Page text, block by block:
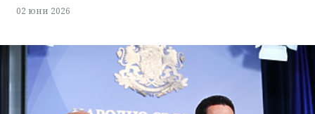
02 юни 2026